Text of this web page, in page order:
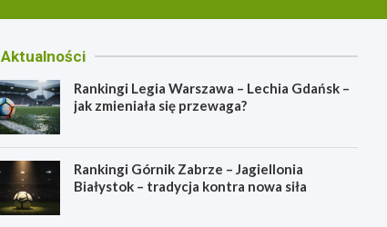
Aktualności
Rankingi Legia Warszawa – Lechia Gdańsk –
jak zmieniała się przewaga?
Rankingi Górnik Zabrze – Jagiellonia
Białystok – tradycja kontra nowa siła